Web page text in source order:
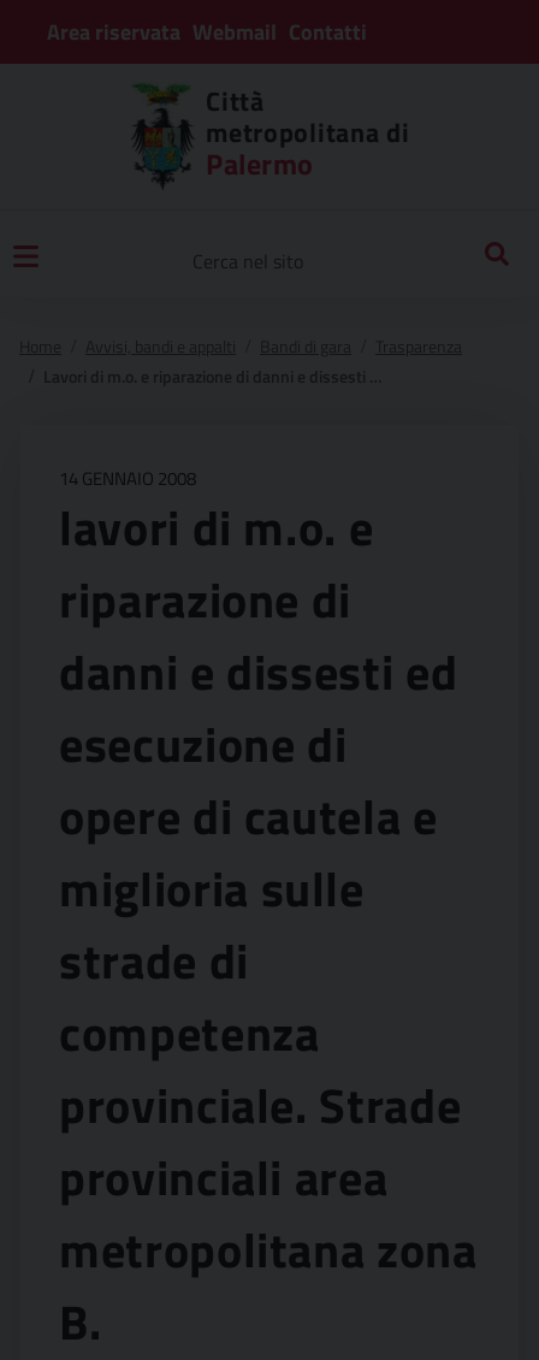
Area riservata Webmail Contatti
Città
metropolitana di
Palermo
14 GENNAIO 2008
lavori di m.o. e
riparazione di
danni e dissesti ed
esecuzione di
opere di cautela e
miglioria sulle
strade di
competenza
provinciale. Strade
provinciali area
metropolitana zona
B.